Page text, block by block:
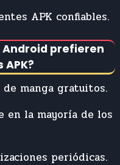
APK confiables.
Android prefieren
APK?
manga gratuitos.
en la mayoría de los
periódicas.